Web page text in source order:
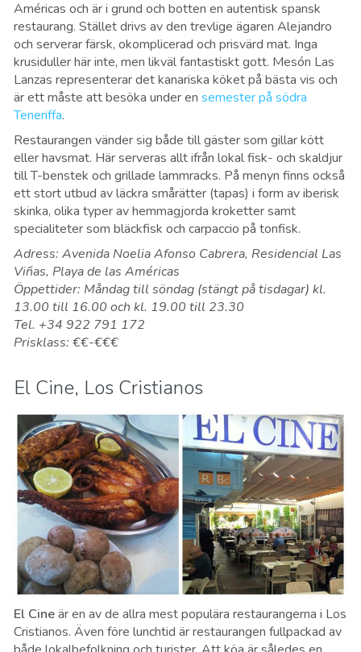
Américas och är i grund och botten en autentisk spansk
restaurang. Stället drivs av den trevlige ägaren Alejandro
och serverar färsk, okomplicerad och prisvärd mat. Inga
krusiduller här inte, men likväl fantastiskt gott. Mesón Las
Lanzas representerar det kanariska köket på bästa vis och
är ett måste att besöka under en semester på södra
Teneriffa.
Restaurangen vänder sig både till gäster som gillar kött
eller havsmat. Här serveras allt ifrån lokal fisk- och skaldjur
till T-benstek och grillade lammracks. På menyn finns också
ett stort utbud av läckra smårätter (tapas) i form av iberisk
skinka, olika typer av hemmagjorda kroketter samt
specialiteter som bläckfisk och carpaccio på tonfisk.
Adress: Avenida Noelia Afonso Cabrera, Residencial Las
Viñas, Playa de las Américas
Öppettider: Måndag till söndag (stängt på tisdagar) kl.
13.00 till 16.00 och kl. 19.00 till 23.30
Tel. +34 922 791 172
Prisklass: €€-€€€
El Cine, Los Cristianos
El Cineär en av de allra mest populära restaurangerna i Los
Cristianos. Även före lunchtid är restaurangen fullpackad av